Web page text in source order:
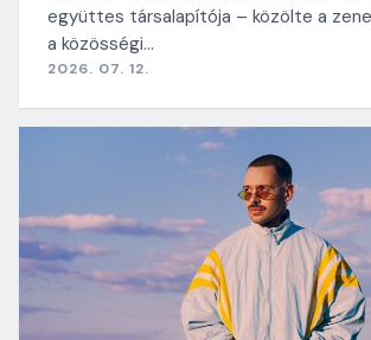
együttes társalapítója – közölte a
a közösségi…
2026. 07. 12.